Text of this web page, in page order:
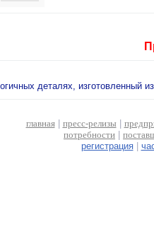
деталях, изготовленный
главная| пресс-релизы
потребности
регистрация|